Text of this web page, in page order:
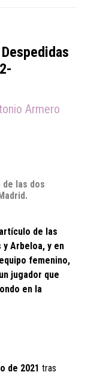
Armero
de las dos
de las
y Arbeloa, y en
femenino,
jugador que
en la
de 2021 tras